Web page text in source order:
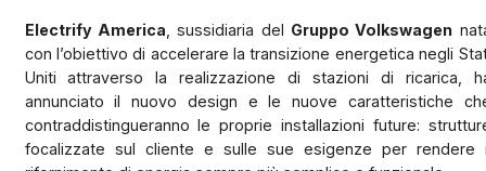
Electrify America , sussidiaria del Gruppo Volkswagen
con l’obiettivo di accelerare la transizione energetica negli
Uniti attraverso la realizzazione di stazioni di ricarica,
annunciato il nuovo design e le nuove caratteristiche
contraddistingueranno le proprie installazioni future:
focalizzate sul cliente e sulle sue esigenze per rendere